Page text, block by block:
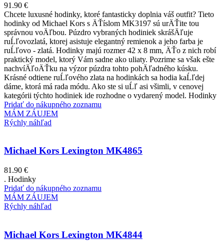
91.90 €
Chcete luxusné hodinky, ktoré fantasticky doplnia váš outfit? Tieto
hodinky od Michael Kors s ÄŤíslom MK3197 sú urÄŤite tou
správnou voÄľbou. Púzdro vybraných hodiniek skrášÄľuje
ruĹľovozlatá, ktorej asistuje elegantný remienok a jeho farba je
ruĹľovo - zlatá. Hodinky majú rozmer 42 x 8 mm, ÄŤo z nich robí
praktický model, ktorý Vám sadne ako uliaty. Pozrime sa však ešte
nachvíÄľoÄŤku na výzor púzdra tohto pohÄľadného kúsku.
Krásné odtiene ruĹľového zlata na hodinkách sa hodia kaĹľdej
dáme, ktorá má rada módu. Ako ste si uĹľ asi všimli, v cenovej
kategórii týchto hodiniek ide rozhodne o vydarený model. Hodinky
Pridať do nákupného zoznamu
MÁM ZÁUJEM
Rýchly náhľad
Michael Kors Lexington MK4865
81.90 €
. Hodinky
Pridať do nákupného zoznamu
MÁM ZÁUJEM
Rýchly náhľad
Michael Kors Lexington MK4844